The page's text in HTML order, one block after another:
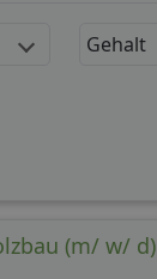
Gehalt
(m/ w/ d)